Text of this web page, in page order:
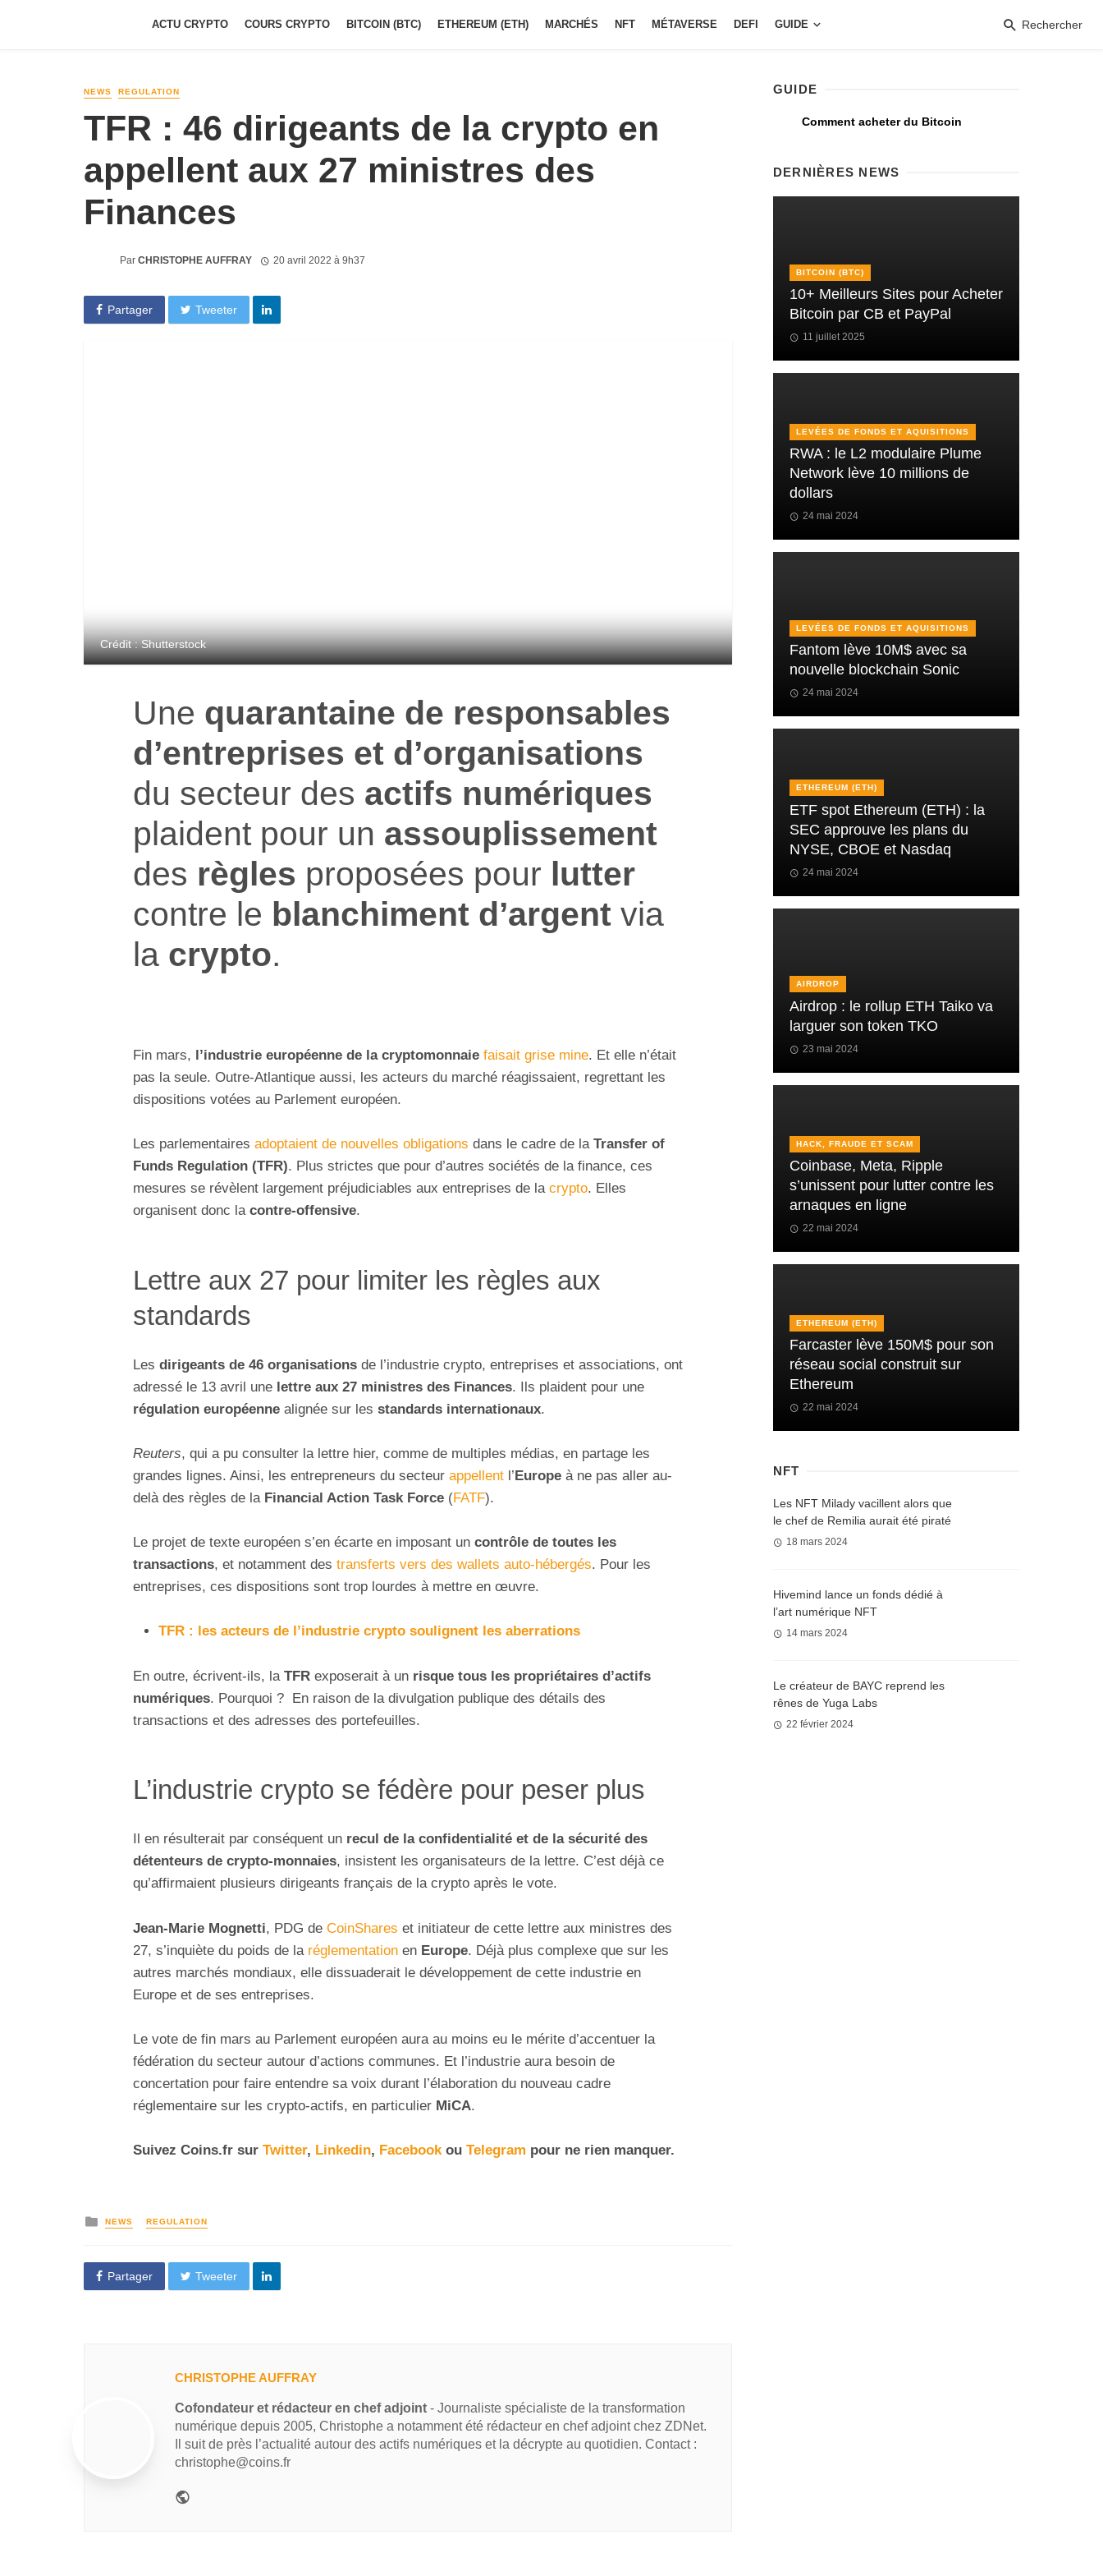
ACTU CRYPTO COURS CRYPTO BITCOIN (BTC) ETHEREUM (ETH) MARCHÉS NFT MÉTAVERSE DEFI GUIDE Rechercher
NEWS REGULATION
TFR : 46 dirigeants de la crypto en
appellent aux 27 ministres des
Finances
Par CHRISTOPHE AUFFRAY 20 avril 2022 à 9h37
Partager Tweeter
Crédit : Shutterstock
Une quarantaine de responsables
d’entreprises et d’organisations
du secteur des actifs numériques
plaident pour un assouplissement
des règles proposées pour lutter
contre le blanchiment d’argent via
la crypto.
Fin mars, l’industrie européenne de la cryptomonnaie faisait grise mine. Et elle n’était
pas la seule. Outre-Atlantique aussi, les acteurs du marché réagissaient, regrettant les
dispositions votées au Parlement européen.
Les parlementaires adoptaient de nouvelles obligations dans le cadre de la Transfer of
Funds Regulation (TFR). Plus strictes que pour d’autres sociétés de la finance, ces
mesures se révèlent largement préjudiciables aux entreprises de la crypto. Elles
organisent donc la contre-offensive.
Lettre aux 27 pour limiter les règles aux
standards
Les dirigeants de 46 organisations de l’industrie crypto, entreprises et associations, ont
adressé le 13 avril une lettre aux 27 ministres des Finances. Ils plaident pour une
régulation européenne alignée sur les standards internationaux.
Reuters, qui a pu consulter la lettre hier, comme de multiples médias, en partage les
grandes lignes. Ainsi, les entrepreneurs du secteur appellent l’Europe à ne pas aller au-
delà des règles de la Financial Action Task Force (FATF).
Le projet de texte européen s’en écarte en imposant un contrôle de toutes les
transactions, et notamment des transferts vers des wallets auto-hébergés. Pour les
entreprises, ces dispositions sont trop lourdes à mettre en œuvre.
TFR : les acteurs de l’industrie crypto soulignent les aberrations
En outre, écrivent-ils, la TFR exposerait à un risque tous les propriétaires d’actifs
numériques. Pourquoi ? En raison de la divulgation publique des détails des
transactions et des adresses des portefeuilles.
L’industrie crypto se fédère pour peser plus
Il en résulterait par conséquent un recul de la confidentialité et de la sécurité des
détenteurs de crypto-monnaies, insistent les organisateurs de la lettre. C’est déjà ce
qu’affirmaient plusieurs dirigeants français de la crypto après le vote.
Jean-Marie Mognetti, PDG de CoinShares et initiateur de cette lettre aux ministres des
27, s’inquiète du poids de la réglementation en Europe. Déjà plus complexe que sur les
autres marchés mondiaux, elle dissuaderait le développement de cette industrie en
Europe et de ses entreprises.
Le vote de fin mars au Parlement européen aura au moins eu le mérite d’accentuer la
fédération du secteur autour d’actions communes. Et l’industrie aura besoin de
concertation pour faire entendre sa voix durant l’élaboration du nouveau cadre
réglementaire sur les crypto-actifs, en particulier MiCA.
Suivez Coins.fr sur Twitter, Linkedin, Facebookou Telegram pour ne rien manquer.
NEWS REGULATION
Partager Tweeter
CHRISTOPHE AUFFRAY
Cofondateur et rédacteur en chef adjoint - Journaliste spécialiste de la transformation
numérique depuis 2005, Christophe a notamment été rédacteur en chef adjoint chez ZDNet.
Il suit de près l’actualité autour des actifs numériques et la décrypte au quotidien. Contact :
christophe@coins.fr
GUIDE
Comment acheter du Bitcoin
DERNIÈRES NEWS
BITCOIN (BTC)
10+ Meilleurs Sites pour Acheter
Bitcoin par CB et PayPal
11 juillet 2025
LEVÉES DE FONDS ET AQUISITIONS
RWA : le L2 modulaire Plume
Network lève 10 millions de
dollars
24 mai 2024
LEVÉES DE FONDS ET AQUISITIONS
Fantom lève 10M$ avec sa
nouvelle blockchain Sonic
24 mai 2024
ETHEREUM (ETH)
ETF spot Ethereum (ETH) : la
SEC approuve les plans du
NYSE, CBOE et Nasdaq
24 mai 2024
AIRDROP
Airdrop : le rollup ETH Taiko va
larguer son token TKO
23 mai 2024
HACK, FRAUDE ET SCAM
Coinbase, Meta, Ripple
s’unissent pour lutter contre les
arnaques en ligne
22 mai 2024
ETHEREUM (ETH)
Farcaster lève 150M$ pour son
réseau social construit sur
Ethereum
22 mai 2024
NFT
Les NFT Milady vacillent alors que
le chef de Remilia aurait été piraté
18 mars 2024
Hivemind lance un fonds dédié à
l’art numérique NFT
14 mars 2024
Le créateur de BAYC reprend les
rênes de Yuga Labs
22 février 2024